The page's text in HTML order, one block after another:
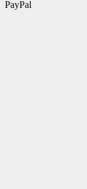
PayPal